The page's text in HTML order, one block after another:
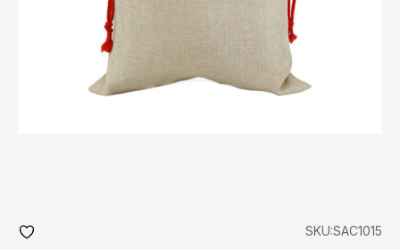
SKU:SAC1015